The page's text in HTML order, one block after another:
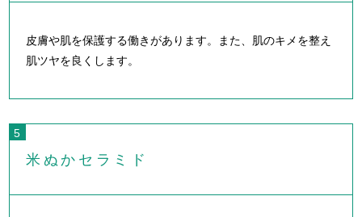
皮膚や肌を保護する働きがあります。また、肌のキメを整え
肌ツヤを良くします。
米ぬかセラミド